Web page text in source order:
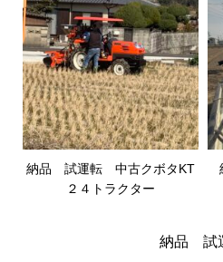
納品 試運転 中古クボタKT
２４トラクター
納品 試